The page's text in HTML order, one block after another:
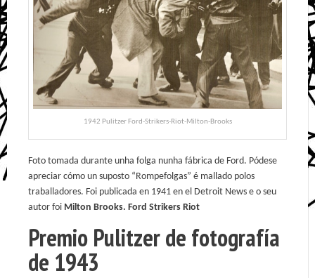
1942 Pulitzer Ford-Strikers-Riot-Milton-Brooks
Foto tomada durante unha folga nunha fábrica de Ford. Pódese
apreciar cómo un suposto “Rompefolgas” é mallado polos
traballadores. Foi publicada en 1941 en el Detroit News e o seu
autor foi Milton Brooks. Ford Strikers Riot
Premio Pulitzer de fotografía
de 1943